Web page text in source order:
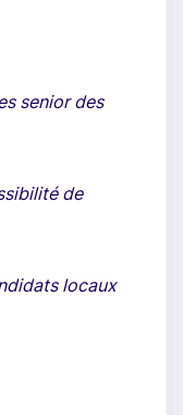
senior des
de
locaux